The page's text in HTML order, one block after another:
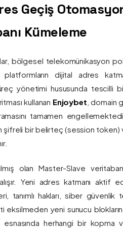
Geçiş
Kümeleme
bölgesel telekomünikasyon
platformların dijital adres
yönetimi hususunda tescilli
kullanan Enjoybet , domain
tamamen
şifreli bir belirteç (session token)
olan Master-Slave
Yeni adres katmanı aktif
tanımlı hakları, siber
yeni sunucu
esnasında herhangi bir